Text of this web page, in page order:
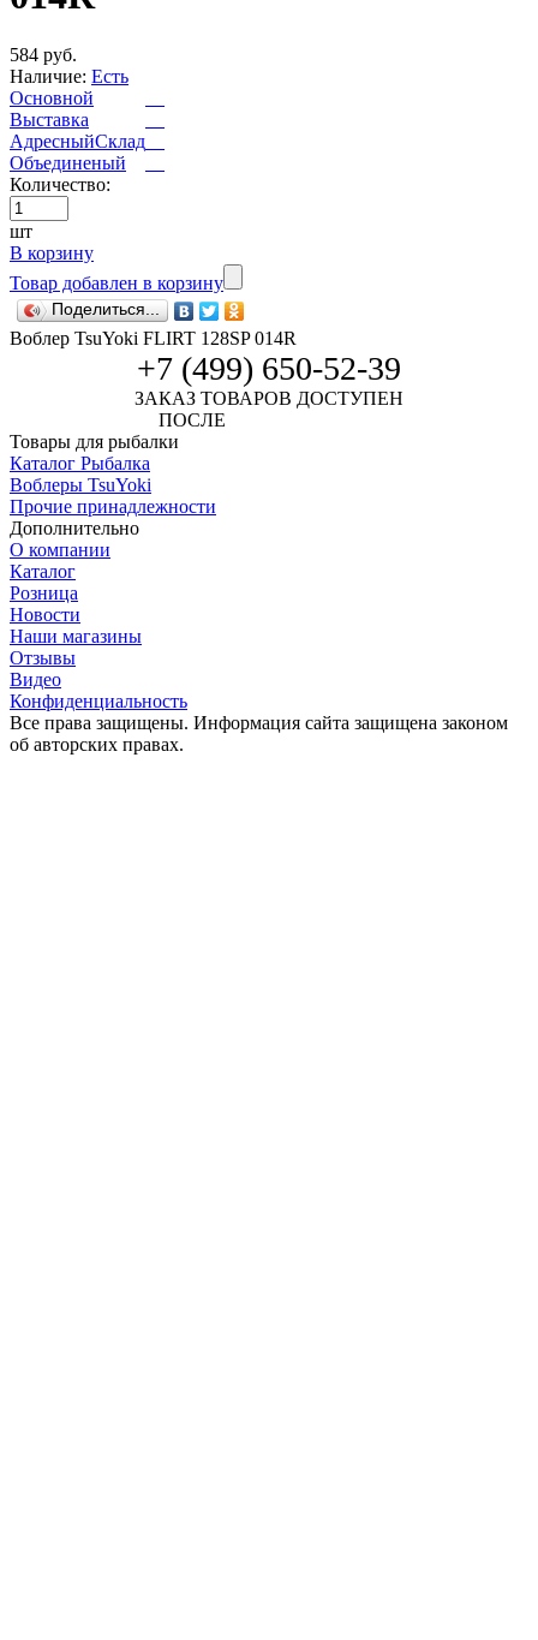
584 руб.
Наличие: Есть
Основной
Выставка
АдресныйСклад
Объединеный
Количество:
шт
В корзину
Товар добавлен в корзину
Поделиться...
Воблер TsuYoki FLIRT 128SP 014R
+7 (499) 650-52-39
ЗАКАЗ ТОВАРОВ ДОСТУПЕН
ПОСЛЕ
Товары для рыбалки
Каталог Рыбалка
Воблеры TsuYoki
Прочие принадлежности
Дополнительно
О компании
Каталог
Розница
Новости
Наши магазины
Отзывы
Видео
Конфиденциальность
Все права защищены. Информация сайта защищена законом
об авторских правах.